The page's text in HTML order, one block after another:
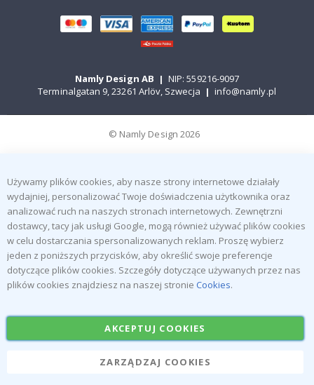
Namly Design AB | NIP: 559216-9097
Terminalgatan 9, 23261 Arlöv, Szwecja | info@namly.pl
© Namly Design 2026
Używamy plików cookies, aby nasze strony internetowe działały
wydajniej, personalizować Twoje doświadczenia użytkownika oraz
analizować ruch na naszych stronach internetowych. Zewnętrzni
dostawcy, tacy jak usługi Google, mogą również używać plików cookies
w celu dostarczania spersonalizowanych reklam. Proszę wybierz
jeden z poniższych przycisków, aby określić swoje preferencje
dotyczące plików cookies. Szczegóły dotyczące używanych przez nas
plików cookies znajdziesz na naszej stronie Cookies.
AKCEPTUJ COOKIES
ZARZĄDZAJ COOKIES